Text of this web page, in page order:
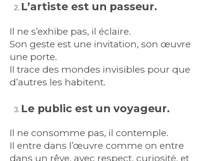
L’artiste est un passeur.
Il ne s’exhibe pas, il éclaire.
Son geste est une invitation, son œuvre
une porte.
Il trace des mondes invisibles pour que
d’autres les habitent.
Le public est un voyageur.
Il ne consomme pas, il contemple.
Il entre dans l’œuvre comme on entre
dans un rêve, avec respect, curiosité, et